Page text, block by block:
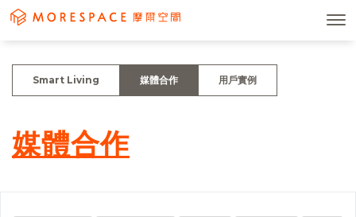
Smart Living 媒體合作 用戶實例
媒體合作